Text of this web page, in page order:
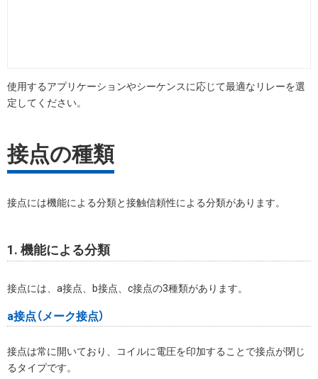
使用するアプリケーションやシーケンスに応じて最適なリレーを選
定してください。
接点の種類
接点には機能による分類と接触信頼性による分類があります。
1. 機能による分類
接点には、a接点、b接点、c接点の3種類があります。
a接点（メーク接点）
接点は常に開いており、コイルに電圧を印加することで接点が閉じ
るタイプです。